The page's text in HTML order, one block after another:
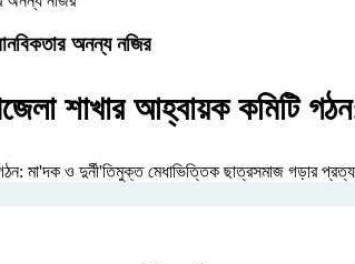
অনন্য নজির
শাখার আহ্বায়ক কমিটি